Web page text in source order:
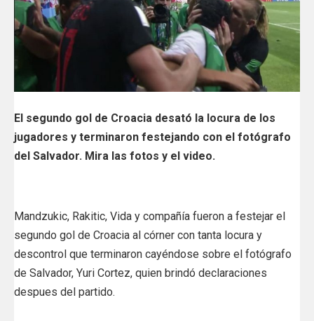
El segundo gol de Croacia desató la locura de los
jugadores y terminaron festejando con el fotógrafo
del Salvador. Mira las fotos y el video.
Mandzukic, Rakitic, Vida y compañía fueron a festejar el
segundo gol de Croacia al córner con tanta locura y
descontrol que terminaron cayéndose sobre el fotógrafo
de Salvador, Yuri Cortez, quien brindó declaraciones
despues del partido.